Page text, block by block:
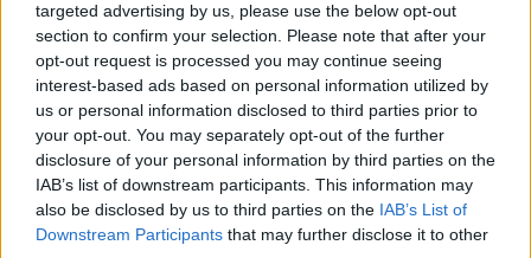
targeted advertising by us, please use the below opt-out
section to confirm your selection. Please note that after your
opt-out request is processed you may continue seeing
interest-based ads based on personal information utilized by
us or personal information disclosed to third parties prior to
your opt-out. You may separately opt-out of the further
disclosure of your personal information by third parties on the
IAB’s list of downstream participants. This information may
also be disclosed by us to third parties on the IAB’s List of
Downstream Participants that may further disclose it to other
Ακολουθήστε το E-Radio.gr στοGoogle News
και μάθετε πρώτοιτα πιο hot νέα.
Εσύ μπήκες στο E-Daily.gr; Τα νέα της ημέρας
και ότι σου κάνει κλικ!
Ακολουθήστε το E-Radio.gr και στο Instagram
ΔΙΑΦΗΜΙΣΗ